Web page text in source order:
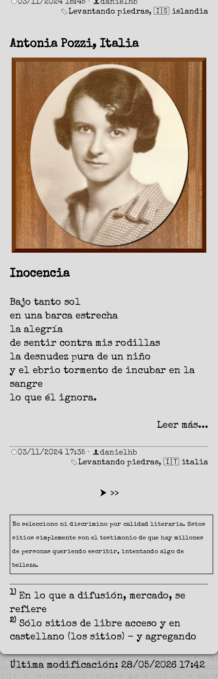
03/11/2024 18:45 ·
danielhb
Levantando piedras, 🇮🇸 islandia
Antonia Pozzi, Italia
Inocencia
Bajo tanto sol
en una barca estrecha
la alegría
de sentir contra mis rodillas
la desnudez pura de un niño
y el ebrio tormento de incubar en la
sangre
lo que él ignora.
Leer más...
03/11/2024 17:35 ·
danielhb
Levantando piedras, 🇮🇹 italia
⮞ >>
No selecciono ni discrimino por calidad literaria. Estos
sitios simplemente son el testimonio de que hay millones
de personas queriendo escribir, intentando algo de
belleza.
1) En lo que a difusión, mercado, se
refiere
2) Sólo sitios de libre acceso y en
castellano (los sitios) - y agregando
Última modificación: 28/05/2026 17:42